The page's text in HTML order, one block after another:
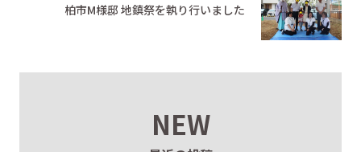
柏市M様邸 地鎮祭を執り行いました
NEW